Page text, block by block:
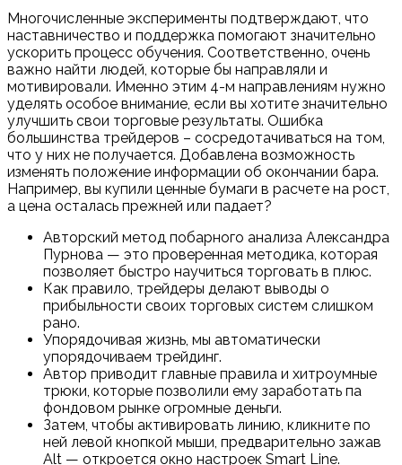
Многочисленные эксперименты подтверждают, что
наставничество и поддержка помогают значительно
ускорить процесс обучения. Соответственно, очень
важно найти людей, которые бы направляли и
мотивировали. Именно этим 4-м направлениям нужно
уделять особое внимание, если вы хотите значительно
улучшить свои торговые результаты. Ошибка
большинства трейдеров – сосредотачиваться на том,
что у них не получается. Добавлена возможность
изменять положение информации об окончании бара.
Например, вы купили ценные бумаги в расчете на рост,
а цена осталась прежней или падает?
Авторский метод побарного анализа Александра
Пурнова — это проверенная методика, которая
позволяет быстро научиться торговать в плюс.
Как правило, трейдеры делают выводы о
прибыльности своих торговых систем слишком
рано.
Упорядочивая жизнь, мы автоматически
упорядочиваем трейдинг.
Автор приводит главные правила и хитроумные
трюки, которые позволили ему заработать па
фондовом рынке огромные деньги.
Затем, чтобы активировать линию, кликните по
ней левой кнопкой мыши, предварительно зажав
Alt — откроется окно настроек Smart Line.